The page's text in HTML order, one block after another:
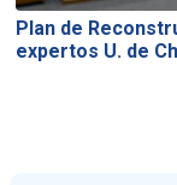
Plan de
expertos U. de